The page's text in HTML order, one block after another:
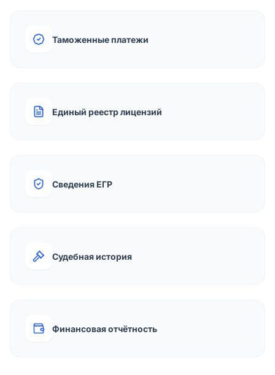
Таможенные платежи
Единый реестр лицензий
Сведения ЕГР
Судебная история
Финансовая отчётность